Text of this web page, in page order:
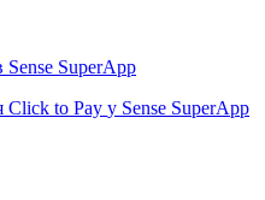
Sense SuperApp
Click to Pay у Sense SuperApp